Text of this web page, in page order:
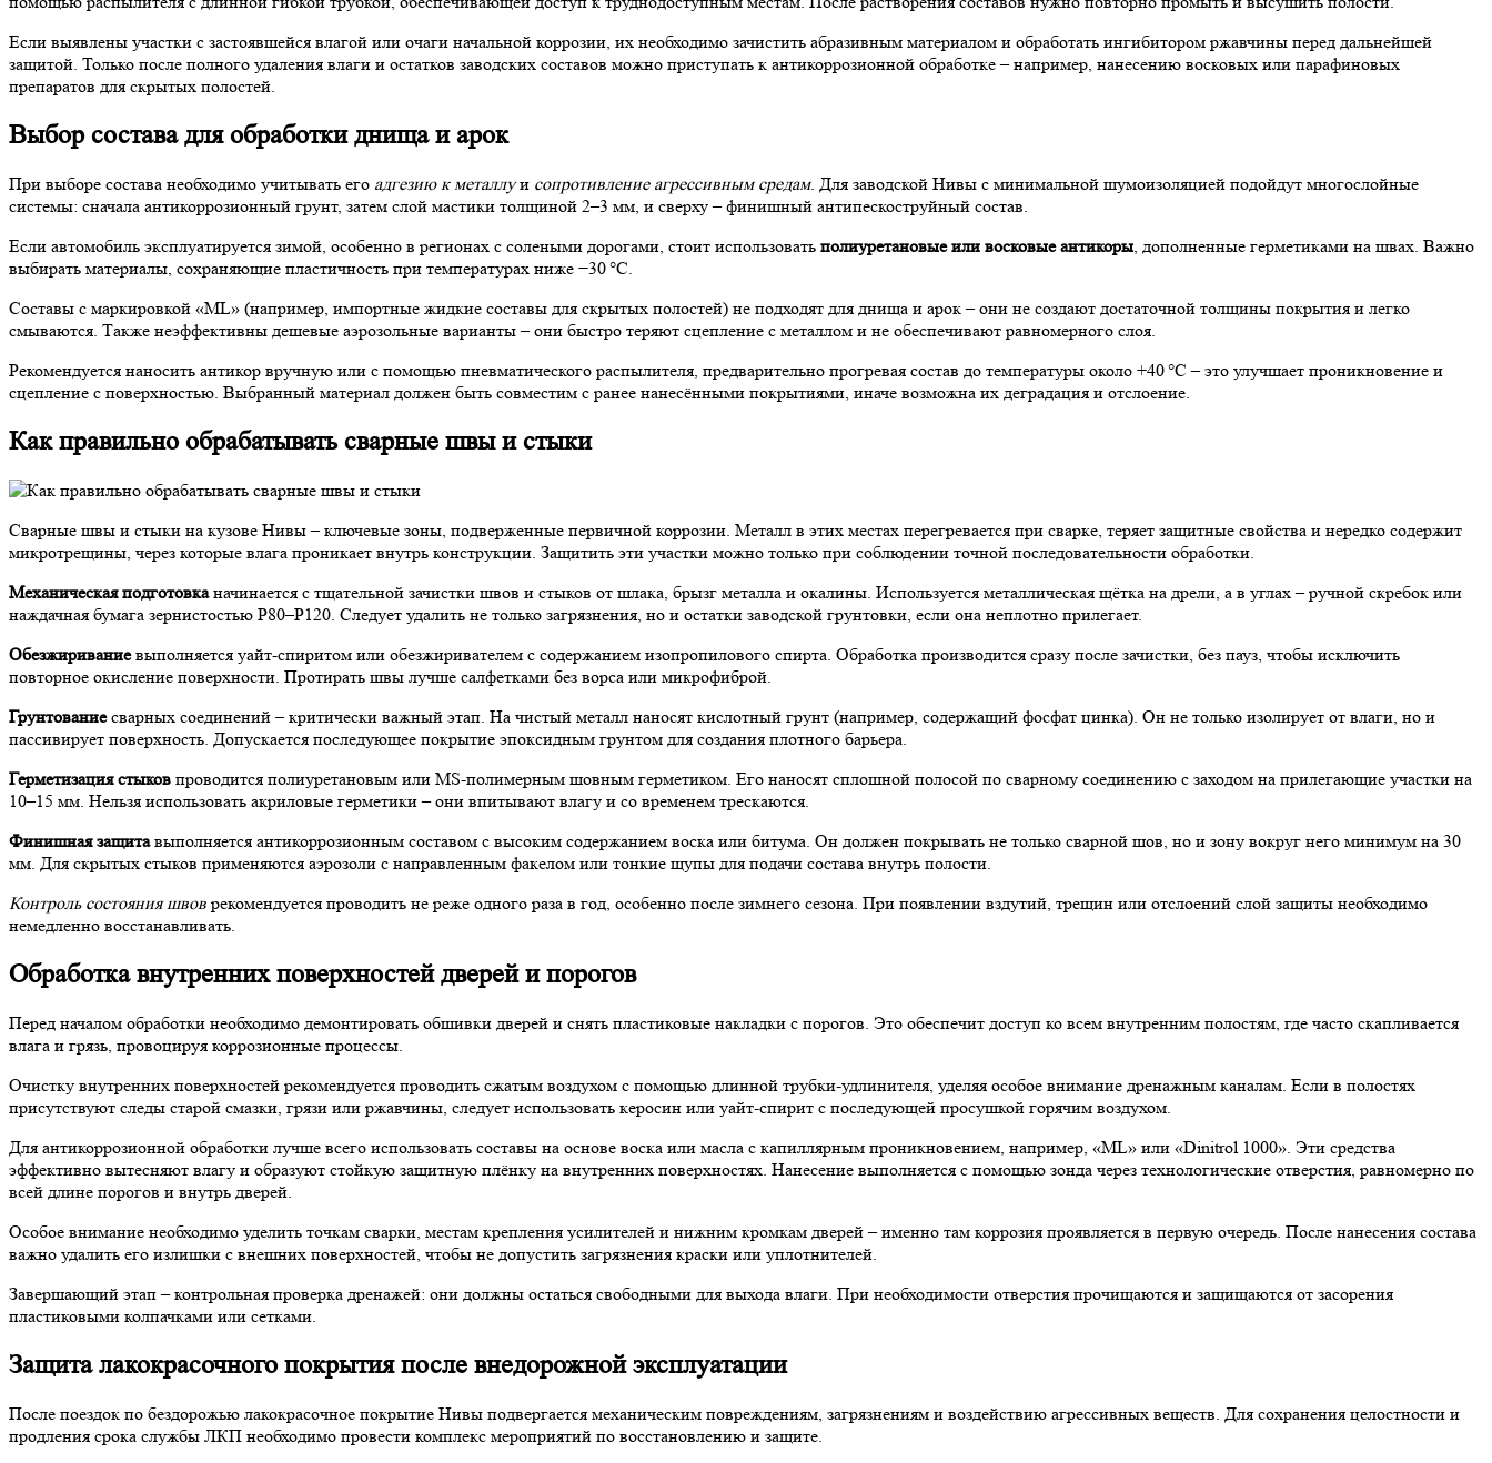
Если выявлены участки с застоявшейся влагой или очаги начальной коррозии, их необходимо зачистить абразивным материалом и обработать ингибитором ржавчины перед дальнейшей
защитой. Только после полного удаления влаги и остатков заводских составов можно приступать к антикоррозионной обработке – например, нанесению восковых или парафиновых
препаратов для скрытых полостей.
Выбор состава для обработки днища и арок
При выборе состава необходимо учитывать его адгезию к металлуи сопротивление агрессивным средам. Для заводской Нивы с минимальной шумоизоляцией подойдут многослойные
системы: сначала антикоррозионный грунт, затем слой мастики толщиной 2–3 мм, и сверху – финишный антипескоструйный состав.
Если автомобиль эксплуатируется зимой, особенно в регионах с солеными дорогами, стоит использовать полиуретановые или восковые антикоры, дополненные герметиками на швах. Важно
выбирать материалы, сохраняющие пластичность при температурах ниже −30 °C.
Составы с маркировкой «ML» (например, импортные жидкие составы для скрытых полостей) не подходят для днища и арок – они не создают достаточной толщины покрытия и легко
смываются. Также неэффективны дешевые аэрозольные варианты – они быстро теряют сцепление с металлом и не обеспечивают равномерного слоя.
Рекомендуется наносить антикор вручную или с помощью пневматического распылителя, предварительно прогревая состав до температуры около +40 °C – это улучшает проникновение и
сцепление с поверхностью. Выбранный материал должен быть совместим с ранее нанесёнными покрытиями, иначе возможна их деградация и отслоение.
Как правильно обрабатывать сварные швы и стыки
Сварные швы и стыки на кузове Нивы – ключевые зоны, подверженные первичной коррозии. Металл в этих местах перегревается при сварке, теряет защитные свойства и нередко содержит
микротрещины, через которые влага проникает внутрь конструкции. Защитить эти участки можно только при соблюдении точной последовательности обработки.
Механическая подготовканачинается с тщательной зачистки швов и стыков от шлака, брызг металла и окалины. Используется металлическая щётка на дрели, а в углах – ручной скребок или
наждачная бумага зернистостью P80–P120. Следует удалить не только загрязнения, но и остатки заводской грунтовки, если она неплотно прилегает.
Обезжириваниевыполняется уайт-спиритом или обезжиривателем с содержанием изопропилового спирта. Обработка производится сразу после зачистки, без пауз, чтобы исключить
повторное окисление поверхности. Протирать швы лучше салфетками без ворса или микрофиброй.
Грунтованиесварных соединений – критически важный этап. На чистый металл наносят кислотный грунт (например, содержащий фосфат цинка). Он не только изолирует от влаги, но и
пассивирует поверхность. Допускается последующее покрытие эпоксидным грунтом для создания плотного барьера.
Герметизация стыков проводится полиуретановым или MS-полимерным шовным герметиком. Его наносят сплошной полосой по сварному соединению с заходом на прилегающие участки на
10–15 мм. Нельзя использовать акриловые герметики – они впитывают влагу и со временем трескаются.
Финишная защитавыполняется антикоррозионным составом с высоким содержанием воска или битума. Он должен покрывать не только сварной шов, но и зону вокруг него минимум на 30
мм. Для скрытых стыков применяются аэрозоли с направленным факелом или тонкие щупы для подачи состава внутрь полости.
Контроль состояния швов рекомендуется проводить не реже одного раза в год, особенно после зимнего сезона. При появлении вздутий, трещин или отслоений слой защиты необходимо
немедленно восстанавливать.
Обработка внутренних поверхностей дверей и порогов
Перед началом обработки необходимо демонтировать обшивки дверей и снять пластиковые накладки с порогов. Это обеспечит доступ ко всем внутренним полостям, где часто скапливается
влага и грязь, провоцируя коррозионные процессы.
Очистку внутренних поверхностей рекомендуется проводить сжатым воздухом с помощью длинной трубки-удлинителя, уделяя особое внимание дренажным каналам. Если в полостях
присутствуют следы старой смазки, грязи или ржавчины, следует использовать керосин или уайт-спирит с последующей просушкой горячим воздухом.
Для антикоррозионной обработки лучше всего использовать составы на основе воска или масла с капиллярным проникновением, например, «ML» или «Dinitrol 1000». Эти средства
эффективно вытесняют влагу и образуют стойкую защитную плёнку на внутренних поверхностях. Нанесение выполняется с помощью зонда через технологические отверстия, равномерно по
всей длине порогов и внутрь дверей.
Особое внимание необходимо уделить точкам сварки, местам крепления усилителей и нижним кромкам дверей – именно там коррозия проявляется в первую очередь. После нанесения состава
важно удалить его излишки с внешних поверхностей, чтобы не допустить загрязнения краски или уплотнителей.
Завершающий этап – контрольная проверка дренажей: они должны остаться свободными для выхода влаги. При необходимости отверстия прочищаются и защищаются от засорения
пластиковыми колпачками или сетками.
Защита лакокрасочного покрытия после внедорожной эксплуатации
После поездок по бездорожью лакокрасочное покрытие Нивы подвергается механическим повреждениям, загрязнениям и воздействию агрессивных веществ. Для сохранения целостности и
продления срока службы ЛКП необходимо провести комплекс мероприятий по восстановлению и защите.